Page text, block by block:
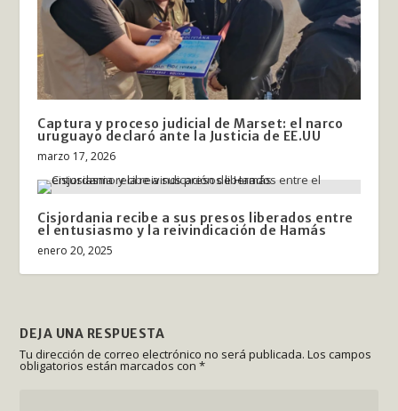
Captura y proceso judicial de Marset: el narco
uruguayo declaró ante la Justicia de EE.UU
marzo 17, 2026
Cisjordania recibe a sus presos liberados entre
el entusiasmo y la reivindicación de Hamás
enero 20, 2025
DEJA UNA RESPUESTA
Tu dirección de correo electrónico no será publicada. Los campos
obligatorios están marcados con*